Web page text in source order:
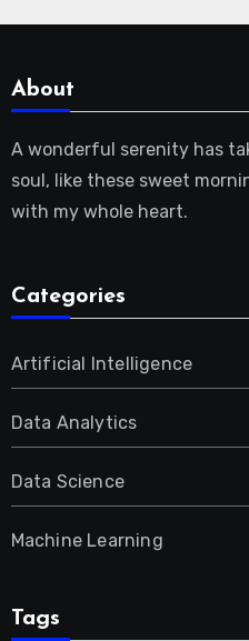
About
A wonderful serenity has
soul, like these sweet
with my whole heart.
Categories
Artificial Intelligence
Data Analytics
Data Science
Machine Learning
Tags